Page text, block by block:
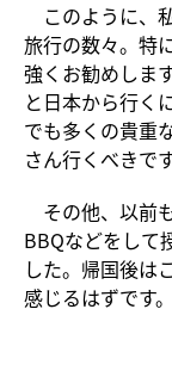
このように、
旅行の数々。特
強くお勧めしま
と日本から行く
でも多くの貴重
さん行くべきです
その他、以前
BBQなどをして
した。帰国後は
感じるはずです。